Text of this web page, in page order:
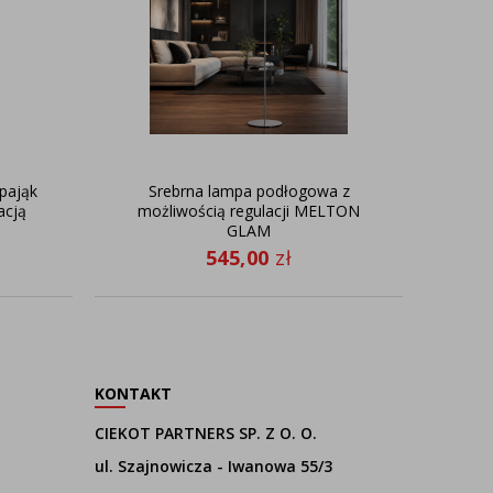
Srebrna lampa podłogowa z
możliwością regulacji MELTON
GLAM
545,00 zł
KONTAKT
CIEKOT PARTNERS SP. Z O. O.
ul. Szajnowicza - Iwanowa 55/3